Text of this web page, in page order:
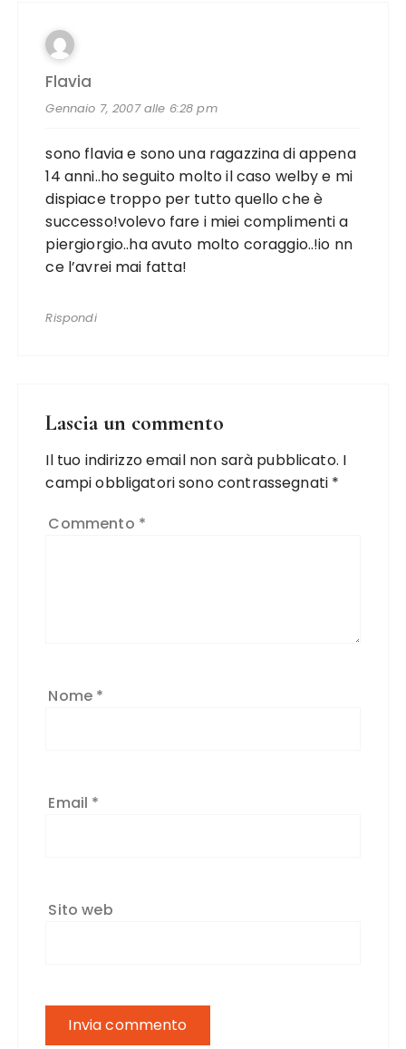
Flavia
Gennaio 7, 2007 alle 6:28 pm
sono flavia e sono una ragazzina di appena
14 anni..ho seguito molto il caso welby e mi
dispiace troppo per tutto quello che è
successo!volevo fare i miei complimenti a
piergiorgio..ha avuto molto coraggio..!io nn
ce l’avrei mai fatta!
Rispondi
Lascia un commento
Il tuo indirizzo email non sarà pubblicato. I
campi obbligatori sono contrassegnati *
Commento *
Nome *
Email *
Sito web